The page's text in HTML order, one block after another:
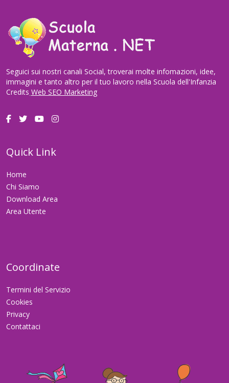
Seguici sui nostri canali Social, troverai molte infomazioni, idee,
immagini e tanto altro per il tuo lavoro nella Scuola dell'Infanzia
Credits Web SEO Marketing
Quick Link
Home
Chi Siamo
Download Area
Area Utente
Coordinate
Termini del Servizio
Cookies
Privacy
Contattaci